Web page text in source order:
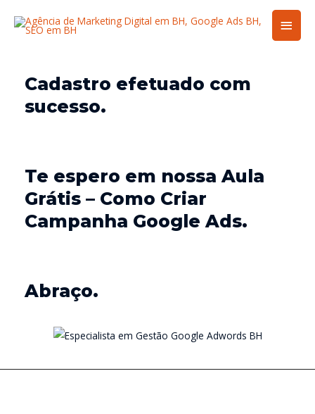
Cadastro efetuado com
sucesso.
Te espero em nossaAula
Grátis – Como Criar
Campanha Google Ads.
Abraço.